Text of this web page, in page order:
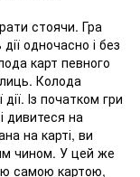
стоячи. Гра
одночасно і без
карт певного
Колода
Із початком гри
дивитеся на
на карті, ви
чином. У цей же
самою картою,